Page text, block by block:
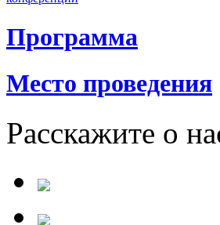
Программа
Место проведения
Расскажите о